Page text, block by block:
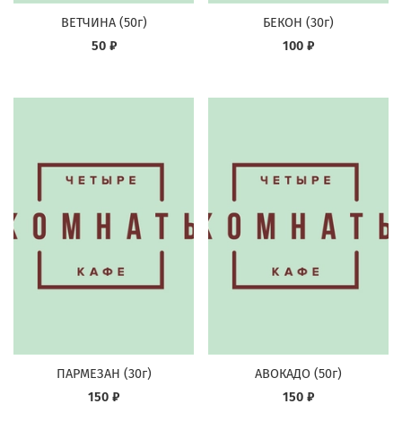
ВЕТЧИНА (50г)
50 ₽
БЕКОН (30г)
100 ₽
ПАРМЕЗАН (30г)
150 ₽
АВОКАДО (50г)
150 ₽